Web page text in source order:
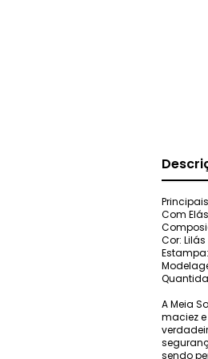
Com
Cor: Lilás
A Meia
maciez
sendo